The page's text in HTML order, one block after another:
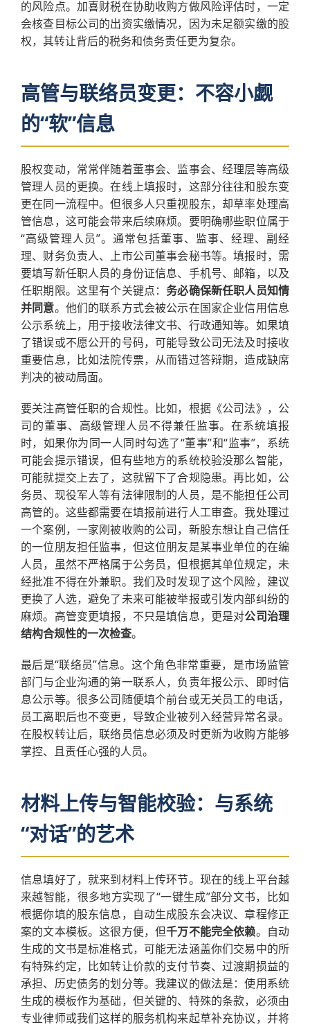
的风险点。加喜财税在协助收购方做风险评估时，一定
会核查目标公司的出资实缴情况，因为未足额实缴的股
权，其转让背后的税务和债务责任更为复杂。
高管与联络员变更：不容小觑
的“软”信息
股权变动，常常伴随着董事会、监事会、经理层等高级
管理人员的更换。在线上填报时，这部分往往和股东变
更在同一流程中。但很多人只重视股东，却草率处理高
管信息，这可能会带来后续麻烦。要明确哪些职位属于
“高级管理人员”。通常包括董事、监事、经理、副经
理、财务负责人、上市公司董事会秘书等。填报时，需
要填写新任职人员的身份证信息、手机号、邮箱，以及
任职期限。这里有个关键点：务必确保新任职人员知情
并同意。他们的联系方式会被公示在国家企业信用信息
公示系统上，用于接收法律文书、行政通知等。如果填
了错误或不愿公开的号码，可能导致公司无法及时接收
重要信息，比如法院传票，从而错过答辩期，造成缺席
判决的被动局面。
要关注高管任职的合规性。比如，根据《公司法》，公
司的董事、高级管理人员不得兼任监事。在系统填报
时，如果你为同一人同时勾选了“董事”和“监事”，系统
可能会提示错误，但有些地方的系统校验没那么智能，
可能就提交上去了，这就留下了合规隐患。再比如，公
务员、现役军人等有法律限制的人员，是不能担任公司
高管的。这些都需要在填报前进行人工审查。我处理过
一个案例，一家刚被收购的公司，新股东想让自己信任
的一位朋友担任监事，但这位朋友是某事业单位的在编
人员，虽然不严格属于公务员，但根据其单位规定，未
经批准不得在外兼职。我们及时发现了这个风险，建议
更换了人选，避免了未来可能被举报或引发内部纠纷的
麻烦。高管变更填报，不只是填信息，更是对公司治理
结构合规性的一次检查。
最后是“联络员”信息。这个角色非常重要，是市场监管
部门与企业沟通的第一联系人，负责年报公示、即时信
息公示等。很多公司随便填个前台或无关员工的电话，
员工离职后也不变更，导致企业被列入经营异常名录。
在股权转让后，联络员信息必须及时更新为收购方能够
掌控、且责任心强的人员。
材料上传与智能校验：与系统
“对话”的艺术
信息填好了，就来到材料上传环节。现在的线上平台越
来越智能，很多地方实现了“一键生成”部分文书，比如
根据你填的股东信息，自动生成股东会决议、章程修正
案的文本模板。这很方便，但千万不能完全依赖。自动
生成的文书是标准格式，可能无法涵盖你们交易中的所
有特殊约定，比如转让价款的支付节奏、过渡期损益的
承担、历史债务的划分等。我建议的做法是：使用系统
生成的模板作为基础，但关键的、特殊的条款，必须由
专业律师或我们这样的服务机构来起草补充协议，并将